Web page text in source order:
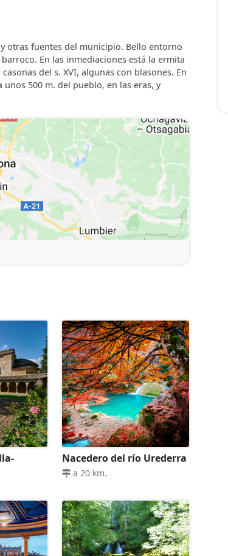
otras fuentes del municipio. Bello entorno
En las inmediaciones está la ermita
del s. XVI, algunas con blasones. En
500 m. del pueblo, en las eras, y
Nacedero del río Urederra
a 20 km.